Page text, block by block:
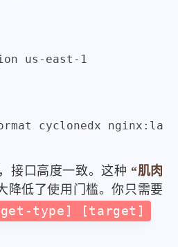
us-east-1
接口高度一致。这种 “肌肉
降低了使用门槛。你只需要
type] [target]